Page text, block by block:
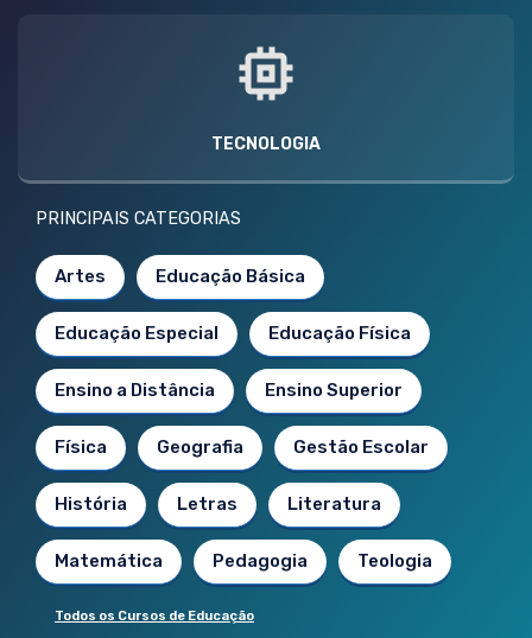
TECNOLOGIA
PRINCIPAIS CATEGORIAS
Artes Educação Básica
Educação Especial Educação Física
Ensino a Distância Ensino Superior
Física Geografia Gestão Escolar
História Letras Literatura
Matemática Pedagogia Teologia
Todos os Cursos de Educação